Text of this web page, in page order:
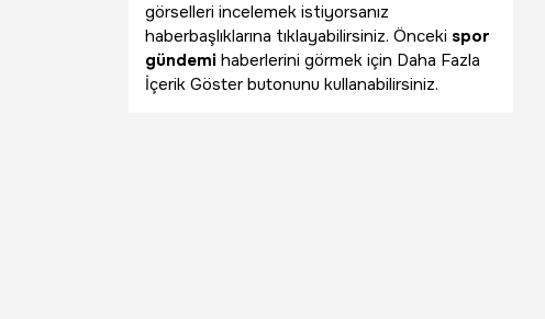
görselleri incelemek istiyorsanız
haberbaşlıklarına tıklayabilirsiniz. Önceki spor
gündemi haberlerini görmek için Daha Fazla
İçerik Göster butonunu kullanabilirsiniz.